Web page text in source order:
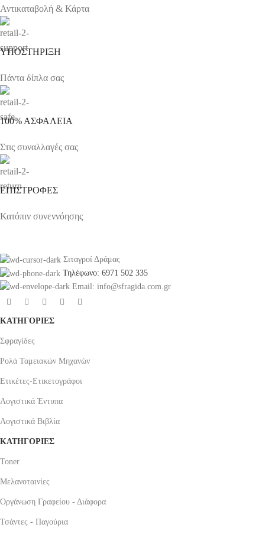
Αντικαταβολή & Κάρτα
ΥΠΟΣΤΗΡΙΞΗ
Πάντα δίπλα σας
100% ΑΣΦΑΛΕΙΑ
Στις συναλλαγές σας
ΕΠΙΣΤΡΟΦΕΣ
Κατόπιν συνεννόησης
Σιταγροί Δράμας
Τηλέφωνο: 6971 502 335
Email: info@sfragida.com.gr
ΚΑΤΗΓΟΡΙΕΣ
Σφραγίδες
Ρολά Ταμειακών Μηχανών
Ετικέτες-Ετικετογράφοι
Λογιστικά Έντυπα
Λογιστικά Βιβλία
ΚΑΤΗΓΟΡΙΕΣ
Toner
Μελανοταινίες
Οργάνωση Γραφείου - Διάφορα
Τσάντες - Παγούρια